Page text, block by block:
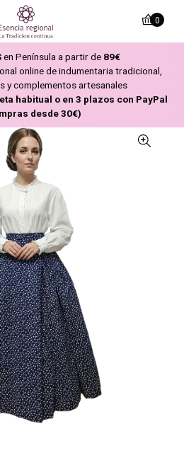
en Península a partir de 89€
online de indumentaria tradicional,
y complementos artesanales
habitual o en 3 plazos con PayPal
desde 30€)
0